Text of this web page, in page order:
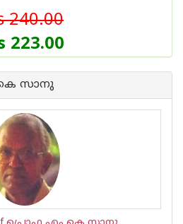
240.00
223.00
കെ സാനു